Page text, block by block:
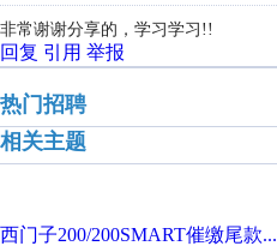
非常谢谢分享的，学习学习 !!
回复 引用 举报
热门招聘
相关主题
西门子200/200SMART催缴尾款...